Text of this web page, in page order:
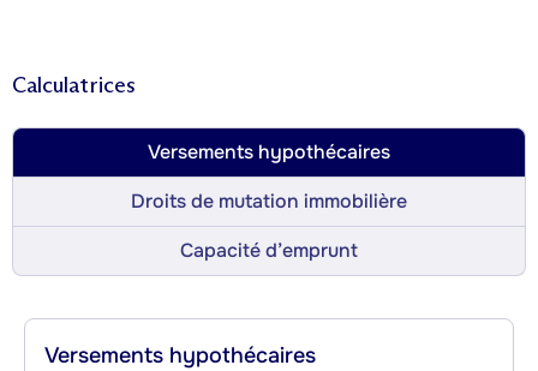
Calculatrices
Versements hypothécaires
Droits de mutation immobilière
Capacité d’emprunt
Versements hypothécaires